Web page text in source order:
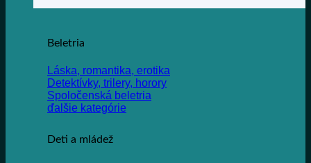
Beletria
Láska, romantika, erotika
Detektívky, trilery, horory
Spoločenská beletria
ďalšie kategórie
Deti a mládež